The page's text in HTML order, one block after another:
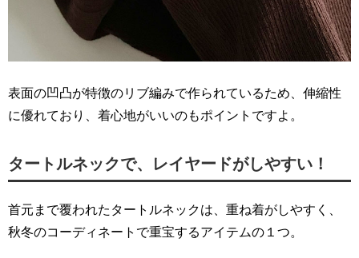
表面の凹凸が特徴のリブ編みで作られているため、伸縮性
に優れており、着心地がいいのもポイントですよ。
タートルネックで、レイヤードがしやすい！
首元まで覆われたタートルネックは、重ね着がしやすく、
秋冬のコーディネートで重宝するアイテムの１つ。